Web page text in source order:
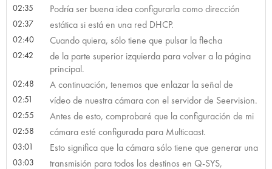
02:35 Podría ser buena idea configurarla como dirección
02:37 estática si está en una red DHCP.
02:40 Cuando quiera, sólo tiene que pulsar la flecha
02:42
de la parte superior izquierda para volver a la página
principal.
02:48 A continuación, tenemos que enlazar la señal de
02:51 vídeo de nuestra cámara con el servidor de Seervision.
02:55 Antes de esto, comprobaré que la configuración de mi
02:58 cámara esté configurada para Multicaast.
03:01 Esto significa que la cámara sólo tiene que generar una
03:03 transmisión para todos los destinos en Q-SYS,